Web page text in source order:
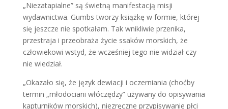
„Niezatapialne” są świetną manifestacją misji
wydawnictwa. Gumbs tworzy książkę w formie, której
się jeszcze nie spotkałam. Tak wnikliwie przenika,
przestraja i przeobraża życie ssaków morskich, że
człowiekowi wstyd, że wcześniej tego nie widział czy
nie wiedział.
„Okazało się, że język dewiacji i oczerniania (choćby
termin „młodociani włóczędzy” używany do opisywania
kapturników morskich), niezręczne przypisywanie płci